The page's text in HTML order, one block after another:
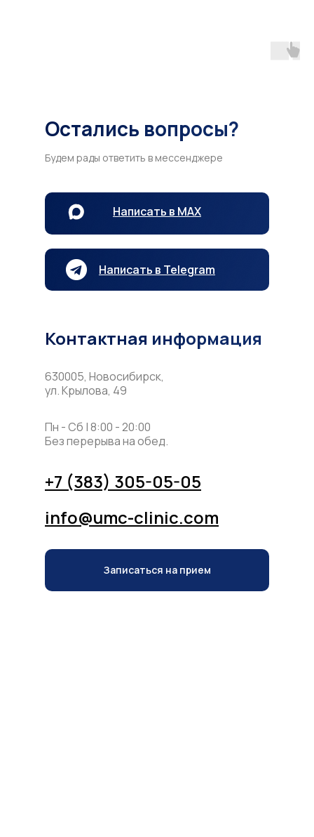
Остались вопросы?
Написать в MAX
Будем рады ответить в мессенджере
Написать в Telegram
Контактная информация
630005, Новосибирск,
ул. Крылова, 49
Пн - Сб | 8:00 - 20:00
Без перерыва на обед.
+7 (383) 305-05-05
info@umc-clinic.com
Записаться на прием